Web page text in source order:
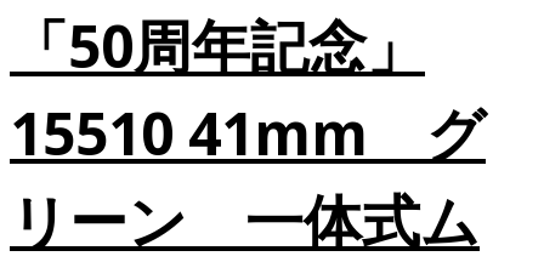
「50周年記念」
15510 41mm グ
リーン 一体式ム